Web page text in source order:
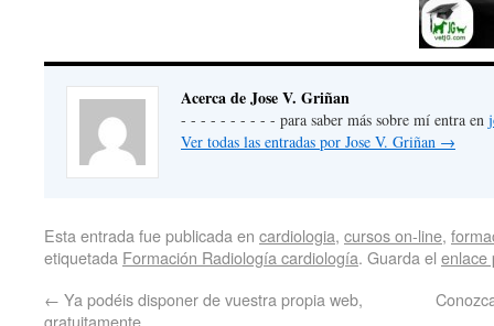
Acerca de Jose V. Griñan
- - - - - - - - - - para saber más sobre mí entra en
Ver todas las entradas por Jose V. Griñan →
Esta entrada fue publicada en cardiologia, cursos on-line,
etiquetada Formación Radiología cardiología. Guarda el enlace
← Ya podéis disponer de vuestra propia web,